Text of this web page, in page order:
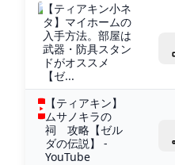
【ティアキン小ネ
タ】マイホームの
入手方法。部屋は
武器・防具スタン
ドがオススメ
【ゼ...
【ティアキン】
ムサノキラの
祠 攻略【ゼル
ダの伝説】 -
YouTube